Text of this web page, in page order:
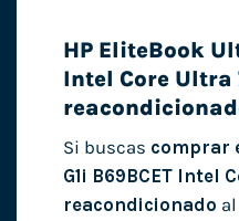
HP EliteBook
Intel Core Ultra
Si buscas comprar
G1i B69BCET Intel
reacondicionado